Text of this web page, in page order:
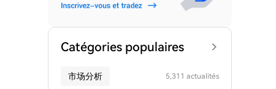
Catégories populaires
市场分析 5,311 actualités